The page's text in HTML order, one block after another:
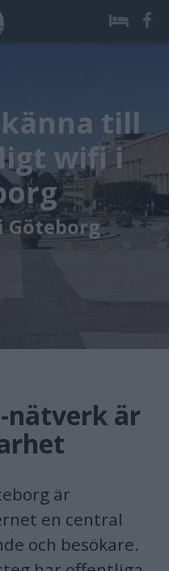
till
wifi i
Göteborg
är
är
en central
och besökare.